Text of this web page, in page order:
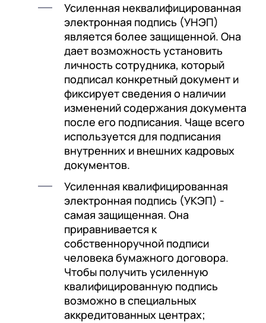
Усиленная неквалифицированная
электронная подпись (УНЭП)
является более защищенной. Она
дает возможность установить
личность сотрудника, который
подписал конкретный документ и
фиксирует сведения о наличии
изменений содержания документа
после его подписания. Чаще всего
используется для подписания
внутренних и внешних кадровых
документов.
Усиленная квалифицированная
электронная подпись (УКЭП) -
самая защищенная. Она
приравнивается к
собственноручной подписи
человека бумажного договора.
Чтобы получить усиленную
квалифицированную подпись
возможно в специальных
аккредитованных центрах;